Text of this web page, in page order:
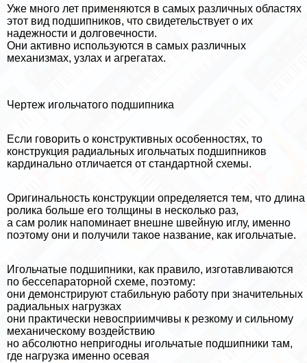
Уже много лет применяются в самых различных областях
этот вид подшипников, что свидетельствует о их
надежности и долговечности.
Они активно используются в самых различных
механизмах, узлах и агрегатах.
Чертеж игольчатого подшипника
Если говорить о конструктивных особенностях, то
конструкция радиальных игольчатых подшипников
кардинально отличается от стандартной схемы.
Оригинальность конструкции определяется тем, что длина
ролика больше его толщины в несколько раз,
а сам ролик напоминает внешне швейную иглу, именно
поэтому они и получили такое название, как игольчатые.
Игольчатые подшипники, как правило, изготавливаются
по бессепараторной схеме, поэтому:
они демонстрируют стабильную работу при значительных
радиальных нагрузках
они пpaктически невосприимчивы к резкому и сильному
механическому воздействию
но абсолютно непригодны игольчатые подшипники там,
где нагрузка именно осевая